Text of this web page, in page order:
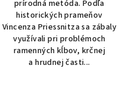
hviezdičiek.
prírodná metóda. Podľa
historických prameňov
Vincenza Priessnitza sa zábaly
využívali pri problémoch
ramenných kĺbov, krčnej
a hrudnej časti...